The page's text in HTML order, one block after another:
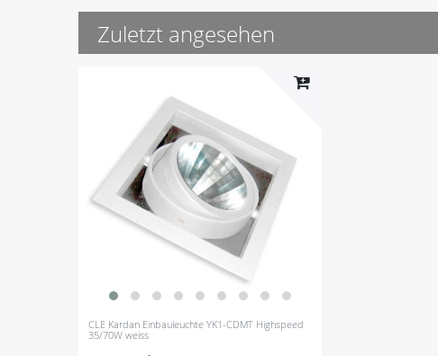
Zuletzt angesehen
CLE Kardan Einbauleuchte YK1-CDMT Highspeed
35/70W weiss